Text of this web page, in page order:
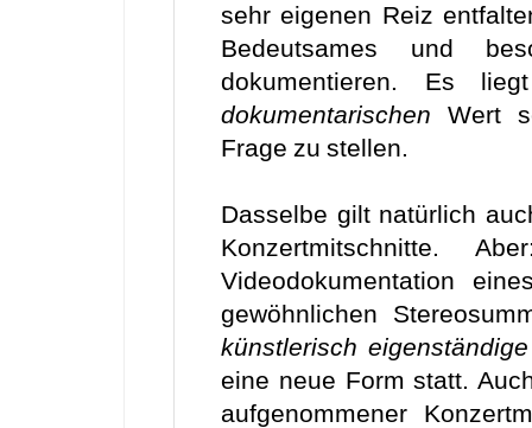
sehr eigenen Reiz
Bedeutsames und
dokumentieren. Es
dokumentarischen Wert
Frage zu stellen.
Dasselbe gilt natürlich
Konzertmitschnitte.
Videodokumentation
gewöhnlichen
künstlerisch eigenständige
eine neue Form statt.
aufgenommener